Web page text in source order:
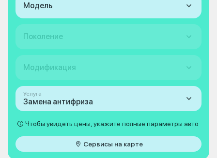
Модель
Поколение
Модификация
Услуга
Замена антифриза
Чтобы увидеть цены, укажите полные параметры авто
Сервисы на карте